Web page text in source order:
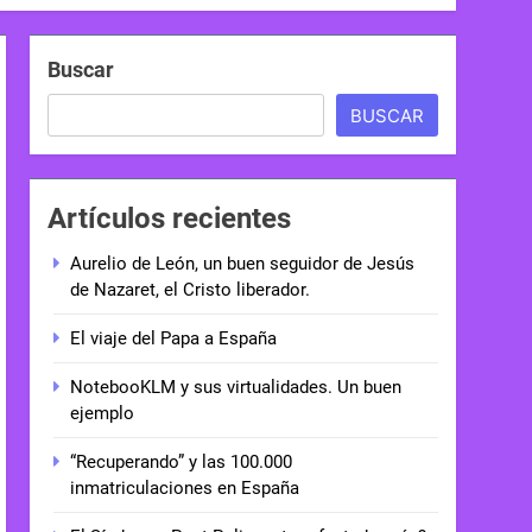
Buscar
BUSCAR
Artículos recientes
Aurelio de León, un buen seguidor de Jesús
de Nazaret, el Cristo liberador.
El viaje del Papa a España
NotebooKLM y sus virtualidades. Un buen
ejemplo
“Recuperando” y las 100.000
inmatriculaciones en España